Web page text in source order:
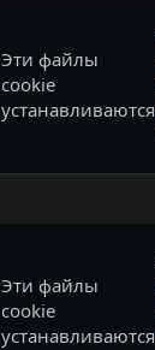
Эти файлы
cookie
устанавливаются
Эти файлы
cookie
устанавливаются